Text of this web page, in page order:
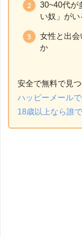
30~40代が
い奴」がい
女性と出会
か
安全で無料で見
ハッピーメール
18歳以上なら誰